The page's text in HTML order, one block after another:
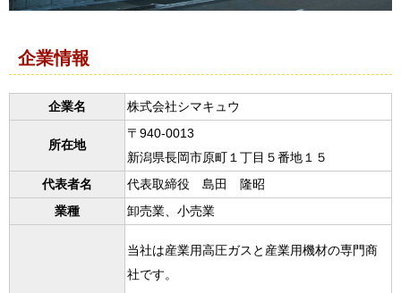
企業情報
企業名 株式会社シマキュウ
所在地
〒940-0013
新潟県長岡市原町１丁目５番地１５
代表者名
代表取締役 島田 隆昭
業種
卸売業、小売業
当社は産業用高圧ガスと産業用機材の専門商
社です。